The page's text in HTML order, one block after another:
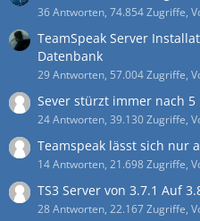
36 Antworten, 74.854 Zugriffe,
TeamSpeak Server
Datenbank
29 Antworten, 57.004 Zugriffe,
Sever stürzt immer nach
24 Antworten, 39.130 Zugriffe,
Teamspeak lässt sich nur
14 Antworten, 21.698 Zugriffe,
TS3 Server von 3.7.1 Auf
28 Antworten, 22.167 Zugriffe,